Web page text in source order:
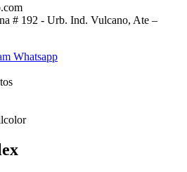
# 192 - Urb. Ind. Vulcano, Ate –
Whatsapp